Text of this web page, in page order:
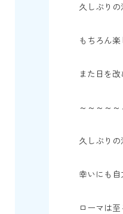
久しぶり
もちろん
また日を
～～～～
久しぶり
幸いにも
ローマは